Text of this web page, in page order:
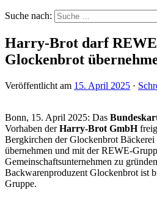
Suche nach:
Harry-Brot darf
Glockenbrot
Veröffentlicht am 15. April 2025 ·
Bonn, 15. April 2025: Das
Vorhaben derHarry-Brot GmbH
Bergkirchen der Glockenbrot
übernehmen und mit der REWE-
Gemeinschaftsunternehmen zu
Backwarenproduzent Glockenbrot ist
Gruppe.